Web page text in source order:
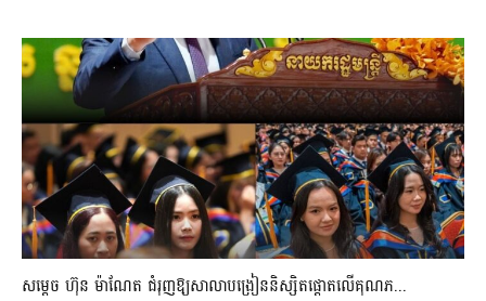
សម្តេច ហ៊ុន ម៉ាណែត ជំរុញឱ្យសាលាបង្រៀននិស្សិតផ្តោតលើគុណភ...